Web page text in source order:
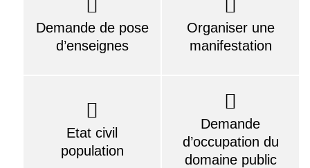
Demande de pose
d’enseignes
Organiser une
manifestation
Etat civil
population
Demande
d’occupation du
domaine public